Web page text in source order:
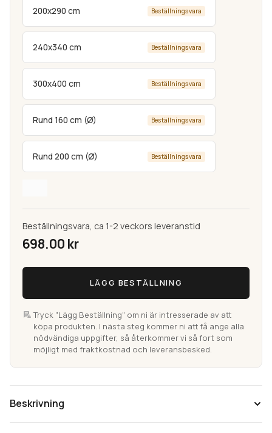
200x290 cm Beställningsvara
240x340 cm Beställningsvara
300x400 cm Beställningsvara
Rund 160 cm (Ø) Beställningsvara
Rund 200 cm (Ø) Beställningsvara
Beställningsvara, ca 1-2 veckors leveranstid
698.00 kr
Carlucci
Chenillematta
mängd
LÄGG BESTÄLLNING
Tryck "Lägg Beställning" om ni är intresserade av att
köpa produkten. I nästa steg kommer ni att få ange alla
nödvändiga uppgifter, så återkommer vi så fort som
möjligt med fraktkostnad och leveransbesked.
Beskrivning